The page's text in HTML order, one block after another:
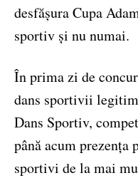
desfășura Cupa
sportiv și nu numai.
În prima zi de
dans sportivii
Dans Sportiv,
până acum prezența
sportivi de la mai